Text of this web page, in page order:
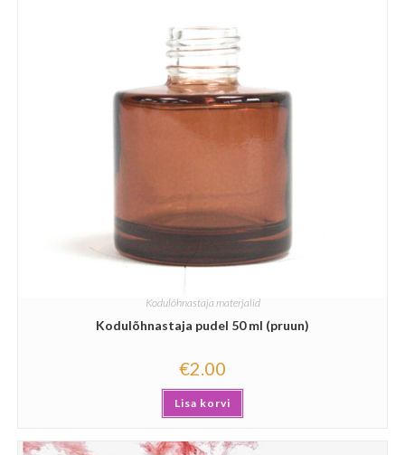
Kodulõhnastaja materjalid
Kodulõhnastaja pudel 50 ml (pruun)
€2.00
Lisa korvi